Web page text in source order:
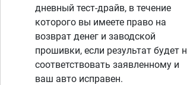
дневный тест-драйв, в течение
которого вы имеете право на
возврат денег и заводской
прошивки, если результат будет
соответствовать заявленному и
ваш авто исправен.